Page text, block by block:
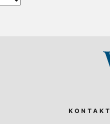
KONTAKT